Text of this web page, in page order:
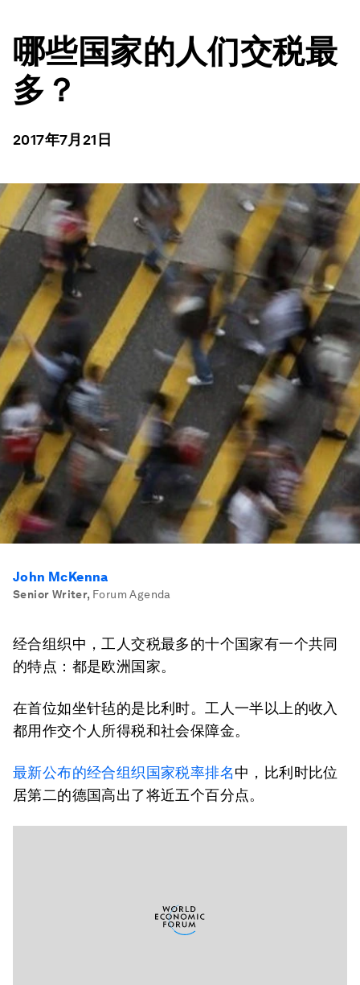
哪些国家的人们交税最
多？
2017年7月21日
John McKenna
Senior Writer, Forum Agenda
经合组织中，工人交税最多的十个国家有一个共同
的特点：都是欧洲国家。
在首位如坐针毡的是比利时。工人一半以上的收入
都用作交个人所得税和社会保障金。
最新公布的经合组织国家税率排名中，比利时比位
居第二的德国高出了将近五个百分点。